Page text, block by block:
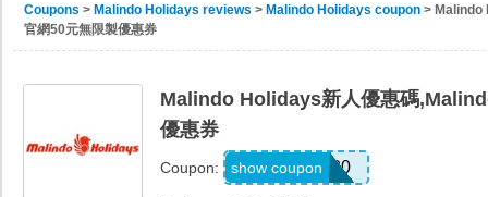
Coupons > Malindo Holidays reviews > Malindo Holidays coupon > Malindo
官網50元無限製優惠券
Malindo Holidays新人優惠碼
優惠券
Coupon: NYE2020
show coupon